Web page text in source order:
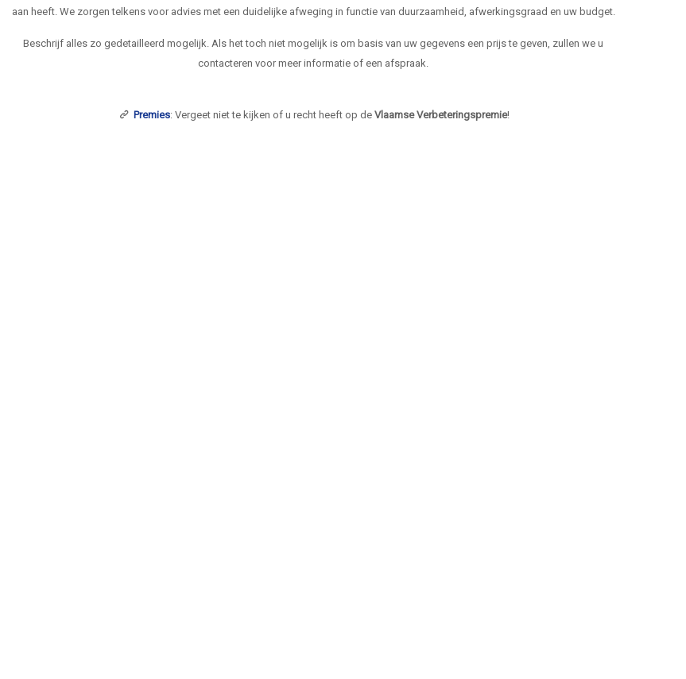
aan heeft. We zorgen telkens voor advies met een duidelijke afweging in functie van duurzaamheid, afwerkingsgraad en uw budget.
Beschrijf alles zo gedetailleerd mogelijk. Als het toch niet mogelijk is om basis van uw gegevens een prijs te geven, zullen we u
contacteren voor meer informatie of een afspraak.
Premies: Vergeet niet te kijken of u recht heeft op deVlaamse Verbeteringspremie!